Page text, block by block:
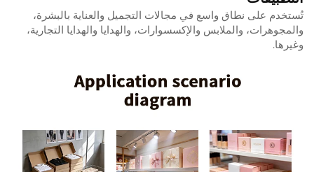
تُستخدم على نطاق واسع في مجالات التجميل والعناية بالبشرة،
والمجوهرات، والملابس والإكسسوارات، والهدايا والهدايا التجارية،
وغيرها.